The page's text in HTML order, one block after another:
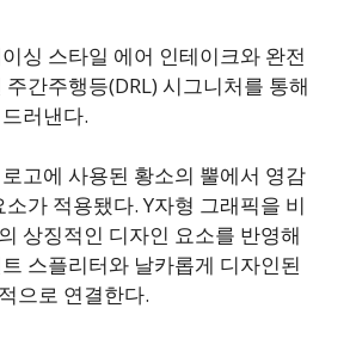
싱 스타일 에어 인테이크와 완전
간주행등(DRL) 시그니처를 통해
러낸다.
로고에 사용된 황소의 뿔에서 영감
가 적용됐다. Y자형 그래픽을 비
상징적인 디자인 요소를 반영해
스플리터와 날카롭게 디자인된
으로 연결한다.